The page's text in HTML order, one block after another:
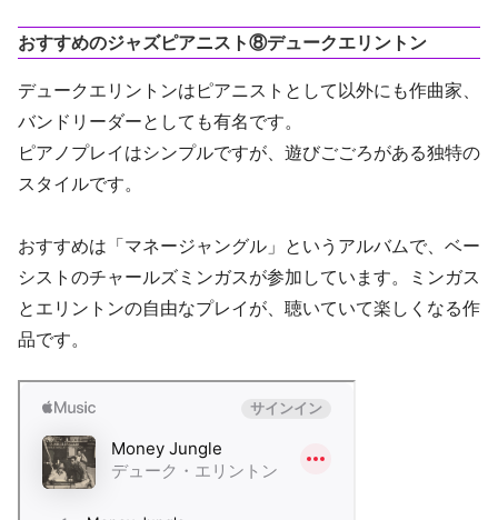
おすすめのジャズピアニスト⑧デュークエリントン
デュークエリントンはピアニストとして以外にも作曲家、
バンドリーダーとしても有名です。
ピアノプレイはシンプルですが、遊びごごろがある独特の
スタイルです。
おすすめは「マネージャングル」というアルバムで、ベー
シストのチャールズミンガスが参加しています。ミンガス
とエリントンの自由なプレイが、聴いていて楽しくなる作
品です。